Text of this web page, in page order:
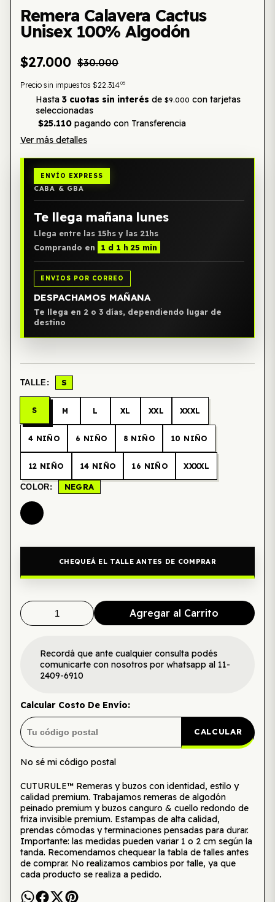
Remera Calavera Cactus
Unisex 100% Algodón
$27.000 $30.000
Precio sin impuestos $22.31405
Hasta 3 cuotas sin interés de $9.000 con tarjetas
seleccionadas
$25.110pagando con Transferencia
Ver más detalles
ENVÍO EXPRESS
CABA & GBA
Te llega mañana lunes
Llega entre las 15hs y las 21hs
Comprando en
1 d 1 h 25 min
ENVIOS POR CORREO
DESPACHAMOS MAÑANA
Te llega en 2 o 3 días, dependiendo lugar de
destino
TALLE: S
S M L XL XXL XXXL
4 NIÑO 6 NIÑO 8 NIÑO 10 NIÑO
12 NIÑO 14 NIÑO 16 NIÑO XXXXL
COLOR: NEGRA
CHEQUEÁ EL TALLE ANTES DE COMPRAR
Agregar al Carrito
Recordá que ante cualquier consulta podés
comunicarte con nosotros por whatsapp al 11-
2409-6910
Calcular Costo De Envío:
CALCULAR
No sé mi código postal
CUTURULE™ Remeras y buzos con identidad, estilo y
calidad premium. Trabajamos remeras de algodón
peinado premium y buzos canguro & cuello redondo de
friza invisible premium. Estampas de alta calidad,
prendas cómodas y terminaciones pensadas para durar.
Importante: las medidas pueden variar 1 o 2 cm según la
tanda. Recomendamos chequear la tabla de talles antes
de comprar. No realizamos cambios por talle, ya que
cada producto se realiza a pedido.
Te puede interesar también